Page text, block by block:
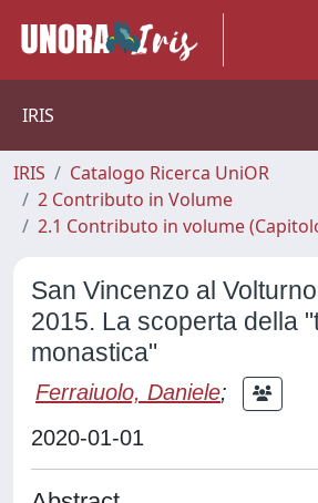
IRIS
IRIS
Catalogo Ricerca UniOR
2 Contributo in Volume
2.1 Contributo in volume
San Vincenzo al
2015. La scoperta della
monastica"
Ferraiuolo, Daniele;
2020-01-01